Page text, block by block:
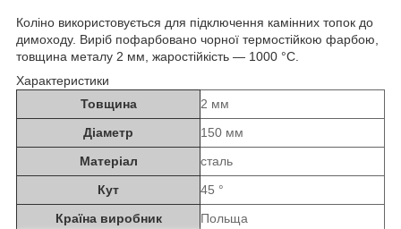
Коліно використовується для підключення камінних топок до
димоходу. Виріб пофарбовано чорної термостійкою фарбою,
товщина металу 2 мм, жаростійкість ― 1000 °C.
Характеристики
Товщина
2 мм
Діаметр
150 мм
Матеріал
сталь
Кут
45 °
Країна виробник
Польща